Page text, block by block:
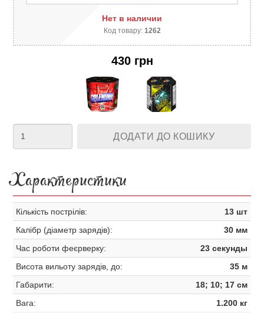
Нет в наличии
Код товару: 1262
430 грн
ДОДАТИ ДО КОШИКУ
Характеристики
Кількість пострілів:
13 шт
Калібр (діаметр зарядів):
30 мм
Час роботи феєрверку:
23 секунды
Висота вильоту зарядів, до:
35 м
Габарити:
18; 10; 17 см
Вага:
1.200 кг